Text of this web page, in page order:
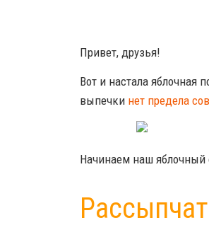
Привет, друзья!
Вот и настала яблочная
выпечки нет предела
Начинаем наш